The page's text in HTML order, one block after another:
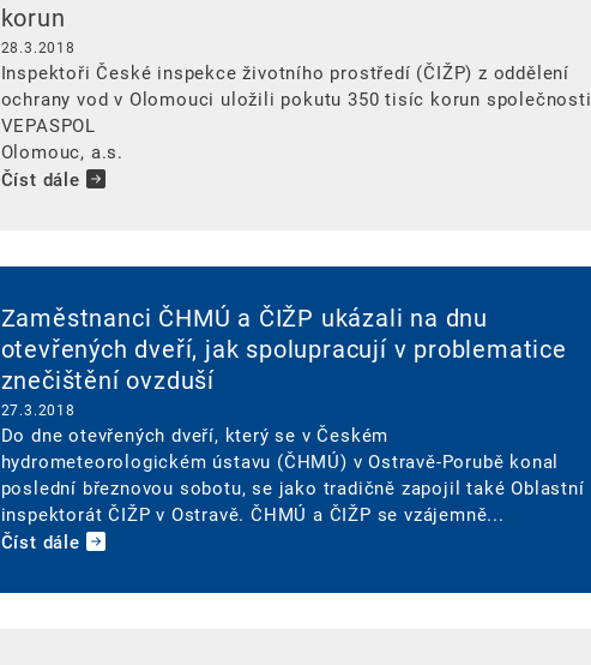
korun
28.3.2018
Inspektoři České inspekce životního prostředí (ČIŽP) z oddělení
ochrany vod v Olomouci uložili pokutu 350 tisíc korun společnosti
VEPASPOL
Olomouc, a.s.
Číst dále
Zaměstnanci ČHMÚ a ČIŽP ukázali na dnu
otevřených dveří, jak spolupracují v problematice
znečištění ovzduší
27.3.2018
Do dne otevřených dveří, který se v Českém
hydrometeorologickém ústavu (ČHMÚ) v Ostravě-Porubě konal
poslední březnovou sobotu, se jako tradičně zapojil také Oblastní
inspektorát ČIŽP v Ostravě. ČHMÚ a ČIŽP se vzájemně...
Číst dále